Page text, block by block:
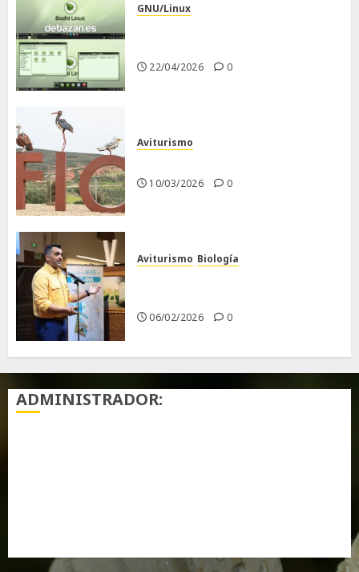
GNU/Linux
22/04/2026 0
Aviturismo
10/03/2026 0
Aviturismo Biología
06/02/2026 0
ADMINISTRADOR: